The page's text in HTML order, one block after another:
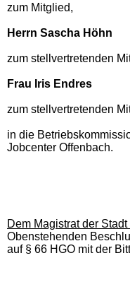
zum Mitglied,
Herrn Sascha Höhn
zum stellvertretenden
Frau Iris Endres
zum stellvertretenden
in die
Jobcenter Offenbach.
Dem Magistrat der
Obenstehenden
auf § 66 HGO mit der